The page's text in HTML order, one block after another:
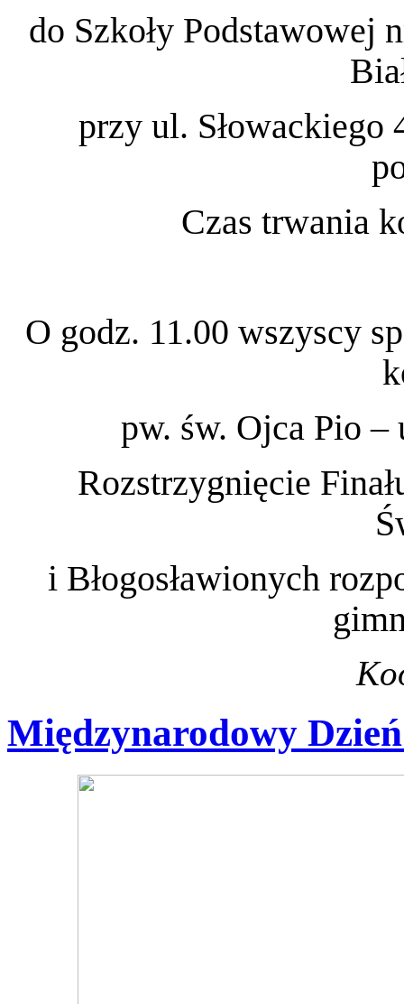
do Szkoły Podstawowej
przy ul.
Czas trwania
O godz. 11.00 wszyscy
pw. św. Ojca Pio
Rozstrzygnięcie
i Błogosławionych
Międzynarodowy